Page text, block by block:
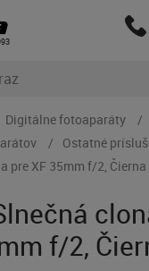
Digitálne fotoaparáty
Ostatné
pre XF 35mm f/2, Čierna
f/2,